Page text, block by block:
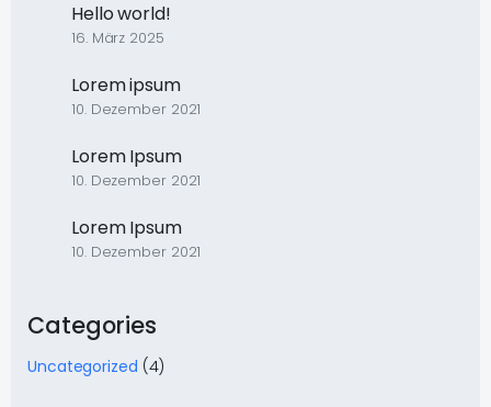
Hello world!
16. März 2025
Lorem ipsum
10. Dezember 2021
Lorem Ipsum
10. Dezember 2021
Lorem Ipsum
10. Dezember 2021
Categories
Uncategorized (4)